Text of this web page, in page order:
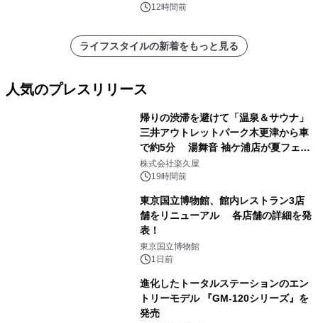
12時間前
ライフスタイルの新着をもっと見る
人気のプレスリリース
帰りの渋滞を避けて「温泉＆サウナ」
三井アウトレットパーク木更津から車
で約5分 湯舞音 袖ケ浦店が夏フェア
メニューを提供
株式会社楽久屋
19時間前
東京国立博物館、館内レストラン3店
舗をリニューアル 各店舗の詳細を発
表！
東京国立博物館
1日前
進化したトータルステーションのエン
トリーモデル 『GM-120シリーズ』を
発売